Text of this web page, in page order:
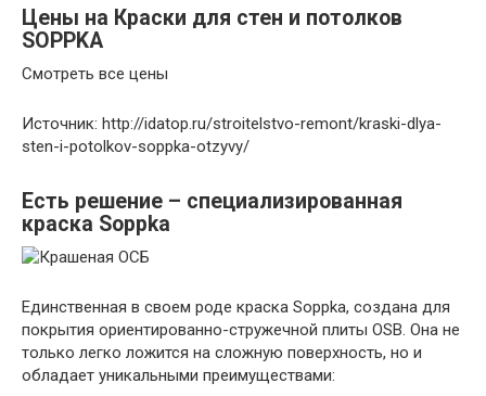
Цены на Краски для стен и потолков
SOPPKA
Смотреть все цены
Источник: http://idatop.ru/stroitelstvo-remont/kraski-dlya-
sten-i-potolkov-soppka-otzyvy/
Есть решение – специализированная
краска Soppka
Единственная в своем роде краска Soppka, создана для
покрытия ориентированно-стружечной плиты OSB. Она не
только легко ложится на сложную поверхность, но и
обладает уникальными преимуществами: